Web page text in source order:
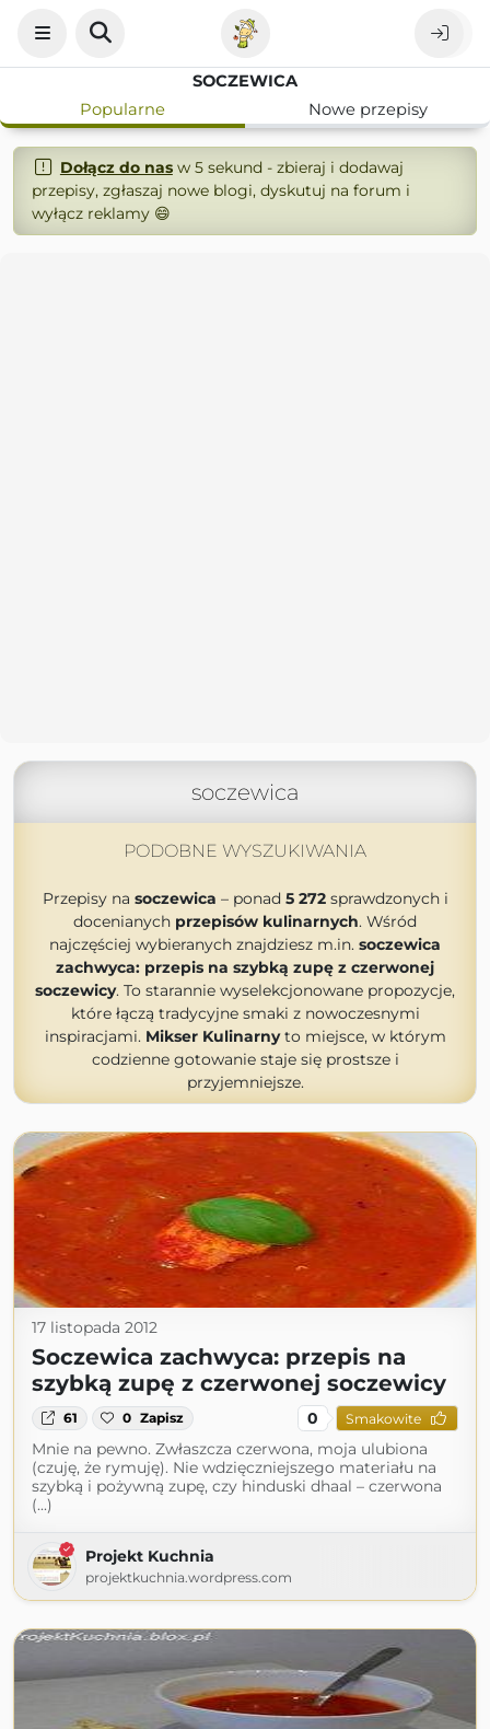
SOCZEWICA
Popularne
Nowe przepisy
Dołącz do nasw 5 sekund - zbieraj i dodawaj
przepisy, zgłaszaj nowe blogi, dyskutuj na forum i
wyłącz reklamy 😄
soczewica
PODOBNE WYSZUKIWANIA
Przepisy na soczewica – ponad 5 272sprawdzonych i
docenianych przepisów kulinarnych. Wśród
najczęściej wybieranych znajdziesz m.in. soczewica
zachwyca: przepis na szybką zupę z czerwonej
soczewicy. To starannie wyselekcjonowane propozycje,
które łączą tradycyjne smaki z nowoczesnymi
inspiracjami. Mikser Kulinarnyto miejsce, w którym
codzienne gotowanie staje się prostsze i
przyjemniejsze.
17 listopada 2012
Soczewica zachwyca: przepis na
szybką zupę z czerwonej soczewicy
61 0 Zapisz 0 Smakowite
Mnie na pewno. Zwłaszcza czerwona, moja ulubiona
(czuję, że rymuję). Nie wdzięczniejszego materiału na
szybką i pożywną zupę, czy hinduski dhaal – czerwona
(...)
Projekt Kuchnia
projektkuchnia.wordpress.com